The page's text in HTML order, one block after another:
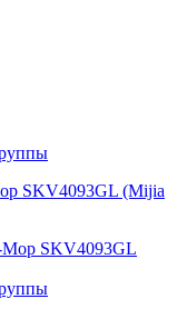
SKV4093GL (Mijia